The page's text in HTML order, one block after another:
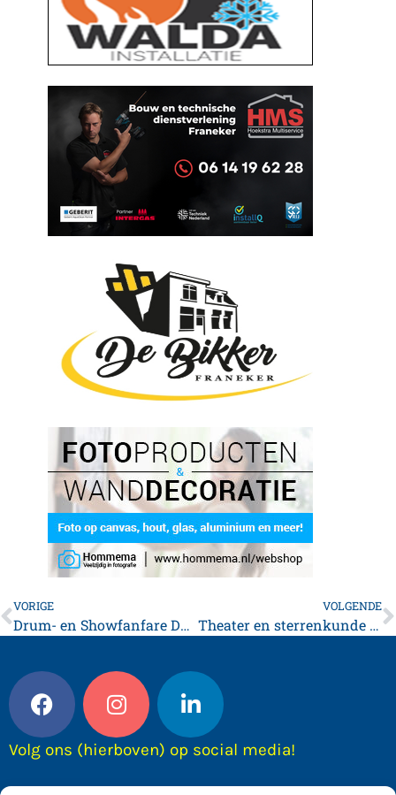
VORIGE
Drum- en Showfanfare DSG Waadhoeke klaar voor World Music Contest in Kerkrade
VOLGENDE
Theater en sterrenkunde komen samen in nieuwe voorstelling The Pale Blue Dot
Volg ons (hierboven) op social media!